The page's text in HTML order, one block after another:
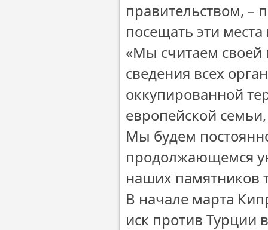
правительством, –
посещать эти
«Мы считаем своей
сведения всех
оккупированной
европейской
Мы будем
продолжающемся
наших
В начале марта
иск против Турции